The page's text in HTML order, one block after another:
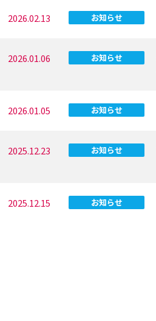
2026.02.13 お知らせ
2026.01.06 お知らせ
2026.01.05 お知らせ
2025.12.23 お知らせ
2025.12.15 お知らせ